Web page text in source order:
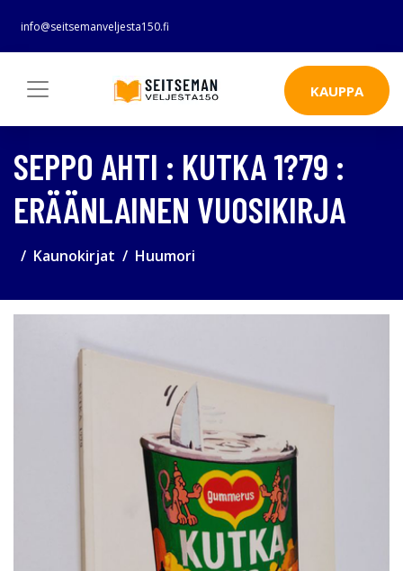
info@seitsemanveljesta150.fi
KAUPPA
SEPPO AHTI : KUTKA 1?79 :
ERÄÄNLAINEN VUOSIKIRJA
Kaunokirjat Huumori